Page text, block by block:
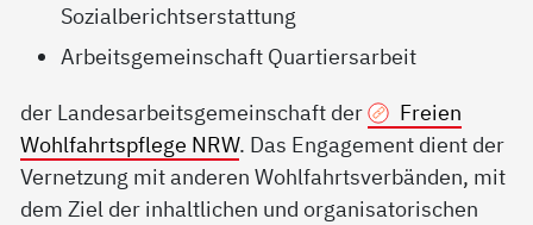
Sozialberichtserstattung
Arbeitsgemeinschaft Quartiersarbeit
der Landesarbeitsgemeinschaft der
Freien
Wohlfahrtspflege NRW. Das Engagement dient der
Vernetzung mit anderen Wohlfahrtsverbänden, mit
dem Ziel der inhaltlichen und organisatorischen